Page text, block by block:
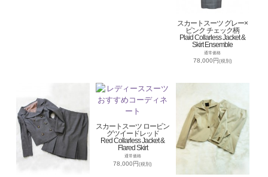
スカートスーツ グレー×
ピンク チェック柄
Plaid Collarless Jacket &
Skirt Ensemble
通常価格
78,000円(税別)
スカートスーツ ロービン
グツイードレッド
Red Collarless Jacket &
Flared Skirt
通常価格
78,000円(税別)